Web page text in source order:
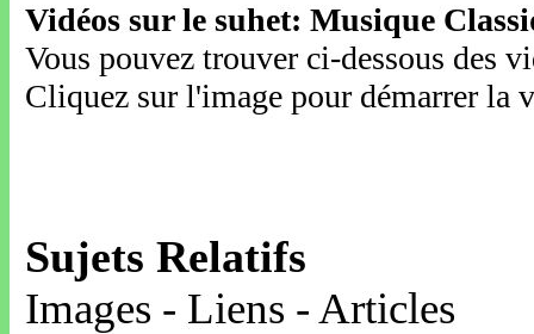
Vidéos sur le suhet: Musique
Vous pouvez trouver ci-dessous des
Cliquez sur l'image pour démarrer la
Sujets Relatifs
Images - Liens - Articles